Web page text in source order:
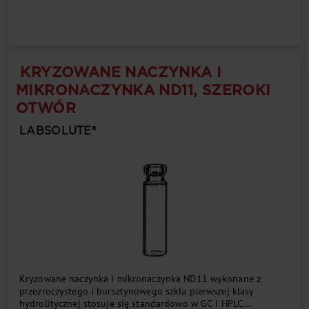
KRYZOWANE NACZYNKA I
MIKRONACZYNKA ND11, SZEROKI
OTWÓR
LABSOLUTE®
Kryzowane naczynka i mikronaczynka ND11 wykonane z
przezroczystego i bursztynowego szkła pierwszej klasy
hydrolitycznej stosuje się standardowo w GC i HPLC....